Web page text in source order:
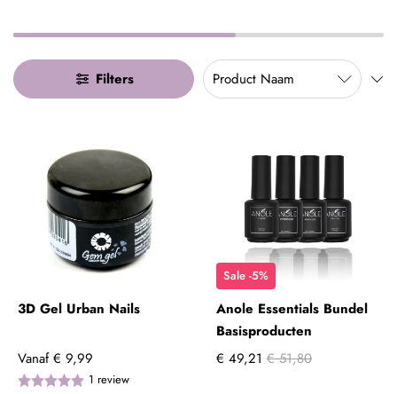
Filters
3D Gel Urban Nails
Vanaf € 9,99
1 review
Sale -5%
Anole Essentials Bundel
Basisproducten
€ 49,21 € 51,80